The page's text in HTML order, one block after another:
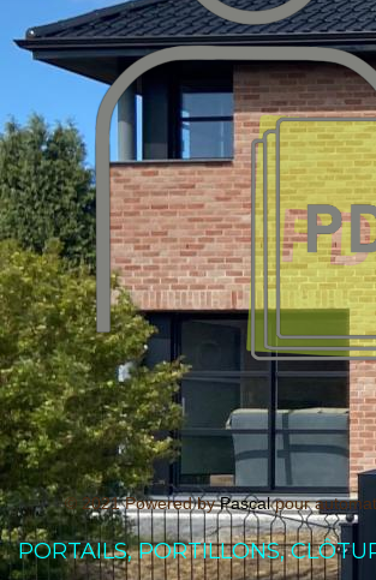
© 2021 Powered byPascalpour
PORTAILS, PORTILLONS,